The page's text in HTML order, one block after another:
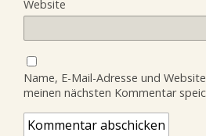
Website
Name, E-Mail-Adresse und
meinen nächsten Kommentar